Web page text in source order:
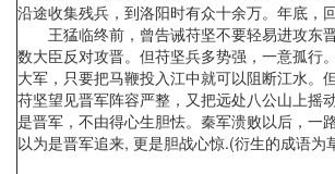
沿途收集残兵，到洛阳时有众十余万。年底，回
王猛临终前，曾告诫苻坚不要轻易进攻东
数大臣反对攻晋。但苻坚兵多势强，一意孤行
大军，只要把马鞭投入江中就可以阻断江水。
苻坚望见晋军阵容严整，又把远处八公山上摇
是晋军，不由得心生胆怯。秦军溃败以后，一
以为是晋军追来, 更是胆战心惊.(衍生的成语为